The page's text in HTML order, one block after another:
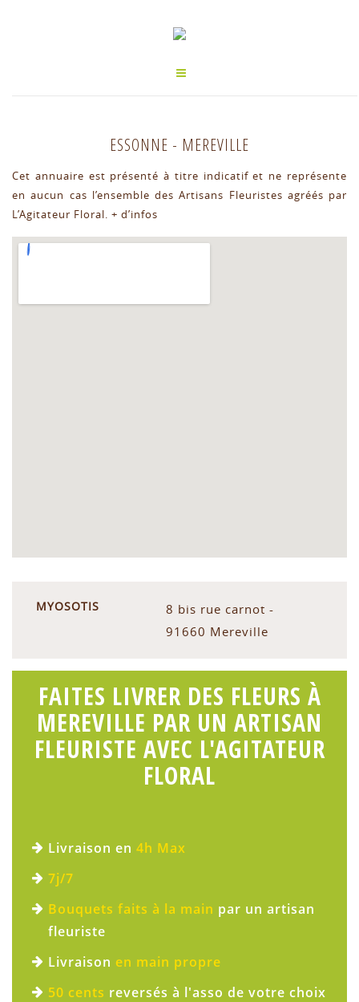
ESSONNE - MEREVILLE
Cet annuaire est présenté à titre indicatif et ne représente
en aucun cas l’ensemble des Artisans Fleuristes agréés par
L’Agitateur Floral. + d’infos
MYOSOTIS
8 bis rue carnot -
91660 Mereville
FAITES LIVRER DES FLEURS À
MEREVILLE PAR UN ARTISAN
FLEURISTE AVEC L'AGITATEUR
FLORAL
Livraison en 4h Max
7j/7
Bouquets faits à la main par un artisan
fleuriste
Livraison en main propre
50 cents reversés à l'asso de votre choix